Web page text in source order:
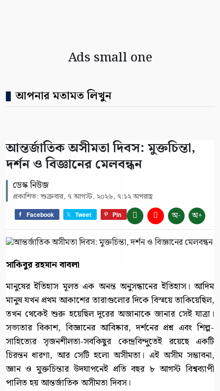
Ads small one
আপনার মতামত লিখুন
আন্তর্জাতিক অসীমতা দিবস: মুক্তচিন্তা,
দর্শন ও বিজ্ঞানের মেলবন্ধন
ডেস্ক নিউজ
প্রকাশিত: শুক্রবার, ৭ আগস্ট, ২০২৬, ৭:১২ অপরাহ্ণ
Facebook Tweet Pin অ- অ+
সাকিবুর রহমান বাবলা
মানুষের ইতিহাস মূলত এক অনন্ত অনুসন্ধানের ইতিহাস। আদিম
মানুষ যখন প্রথম আকাশের তারাগুলোর দিকে বিস্ময়ে তাকিয়েছিল,
তখন থেকেই শুরু হয়েছিল দূরের অজানাকে জানার সেই যাত্রা।
সভ্যতার বিকাশ, বিজ্ঞানের আবিষ্কার, দর্শনের প্রশ্ন এবং শিল্প-
সাহিত্যের সৃজনশীলতা-সবকিছুর কেন্দ্রবিন্দুতেই রয়েছে একটি
চিরন্তন ধারণা, আর সেটি হলো অসীমতা। এই অসীম সম্ভাবনা,
জ্ঞান ও মুক্তচিন্তার উদযাপনেই প্রতি বছর ৮ আগস্ট বিশ্বব্যাপী
পালিত হয় আন্তর্জাতিক অসীমতা দিবস।